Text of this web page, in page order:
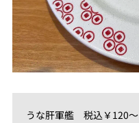
うな肝軍艦 税込￥120～